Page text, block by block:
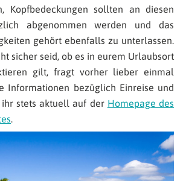
Kopfbedeckungen sollten an diesen
abgenommen werden und das
gehört ebenfalls zu unterlassen.
sicher seid, ob es in eurem Urlaubsort
gilt, fragt vorher lieber einmal
Informationen bezüglich Einreise und
stets aktuell auf der Homepage des
.